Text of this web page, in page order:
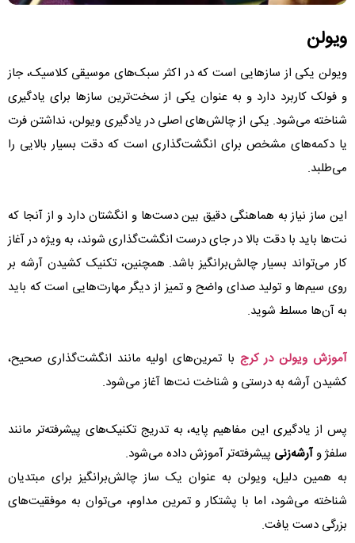
ویولن
ویولن یکی از سازهایی است که در اکثر سبک‌های موسیقی کلاسیک، جاز
و فولک کاربرد دارد و به عنوان یکی از سخت‌ترین سازها برای یادگیری
شناخته می‌شود. یکی از چالش‌های اصلی در یادگیری ویولن، نداشتن فرت
یا دکمه‌های مشخص برای انگشت‌گذاری است که دقت بسیار بالایی را
می‌طلبد.
این ساز نیاز به هماهنگی دقیق بین دست‌ها و انگشتان دارد و از آنجا که
نت‌ها باید با دقت بالا در جای درست انگشت‌گذاری شوند، به ویژه در آغاز
کار می‌تواند بسیار چالش‌برانگیز باشد. همچنین، تکنیک کشیدن آرشه بر
روی سیم‌ها و تولید صدای واضح و تمیز از دیگر مهارت‌هایی است که باید
به آن‌ها مسلط شوید.
آموزش ویولن در کرج با تمرین‌های اولیه مانند انگشت‌گذاری صحیح،
کشیدن آرشه به درستی و شناخت نت‌ها آغاز می‌شود.
پس از یادگیری این مفاهیم پایه، به تدریج تکنیک‌های پیشرفته‌تر مانند
سلفژ و آرشه‌زنی پیشرفته‌تر آموزش داده می‌شود.
به همین دلیل، ویولن به عنوان یک ساز چالش‌برانگیز برای مبتدیان
شناخته می‌شود، اما با پشتکار و تمرین مداوم، می‌توان به موفقیت‌های
بزرگی دست یافت.